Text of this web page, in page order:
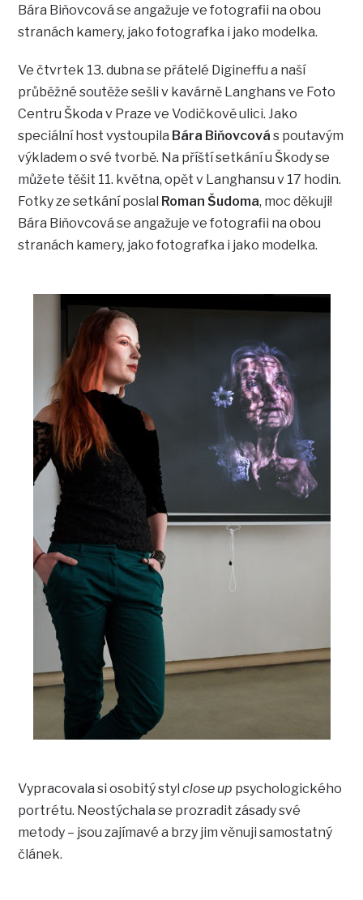
Bára Biňovcová se angažuje ve fotografii na obou
stranách kamery, jako fotografka i jako modelka.
Ve čtvrtek 13. dubna se přátelé Digineffu a naší
průběžné soutěže sešli v kavárně Langhans ve Foto
Centru Škoda v Praze ve Vodičkově ulici. Jako
speciální host vystoupila Bára Biňovcová s poutavým
výkladem o své tvorbě. Na příští setkání u Škody se
můžete těšit 11. května, opět v Langhansu v 17 hodin.
Fotky ze setkání poslal Roman Šudoma, moc děkuji!
Bára Biňovcová se angažuje ve fotografii na obou
stranách kamery, jako fotografka i jako modelka.
Vypracovala si osobitý stylclose up psychologického
portrétu. Neostýchala se prozradit zásady své
metody – jsou zajímavé a brzy jim věnuji samostatný
článek.